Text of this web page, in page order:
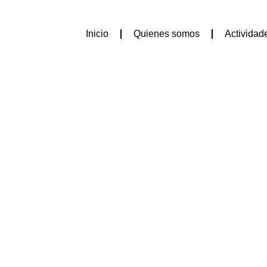
Inicio Quienes somos